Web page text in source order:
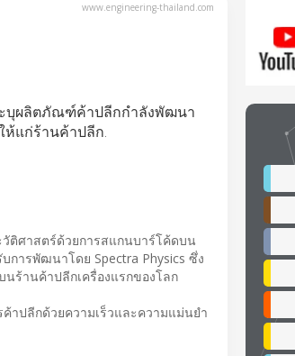
www.engineering-thailand.com
ะบุผลิตภัณฑ์ค้าปลีกกำลังพัฒนา
ห้แก่ร้านค้าปลีก.
วัติศาสตร์ด้วยการสแกนบาร์โค้ดบน
การพัฒนาโดย Spectra Physics ซึ่ง
ร้านค้าปลีกเครื่องแรกของโลก
าปลีกด้วยความเร็วและความแม่นยำ